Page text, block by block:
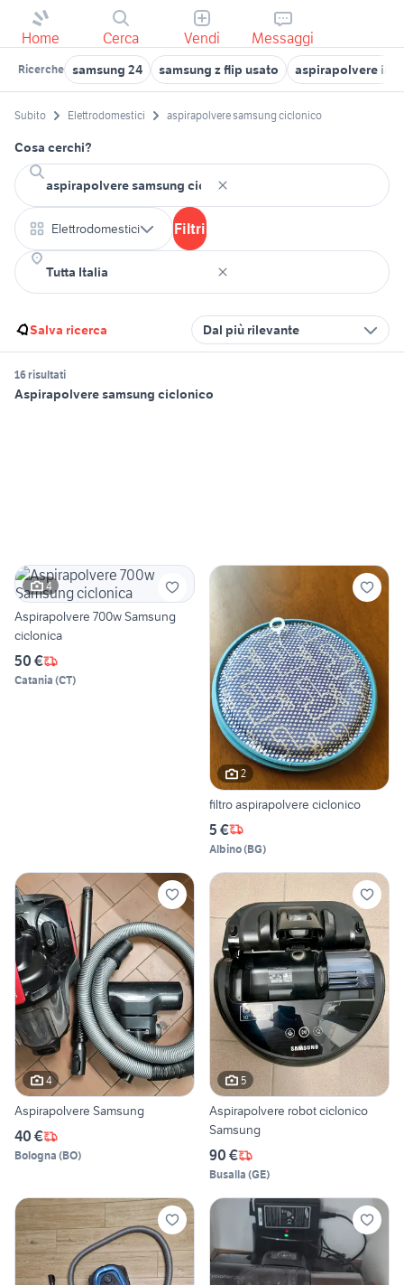
Home Cerca Vendi Messaggi
Ricerche samsung 24 samsung z flip usato aspirapolvere
Subito Elettrodomestici aspirapolvere samsung ciclonico
Cosa cerchi?
Elettrodomestici Filtri
Salva ricerca Dal più rilevante
16 risultati
Aspirapolvere samsung ciclonico
4
Aspirapolvere 700w Samsung
ciclonica
50 €
Catania (CT)
2
filtro aspirapolvere ciclonico
5 €
Albino(BG)
4
Aspirapolvere Samsung
40 €
Bologna (BO)
5
Aspirapolvere robot ciclonico
Samsung
90 €
Busalla (GE)